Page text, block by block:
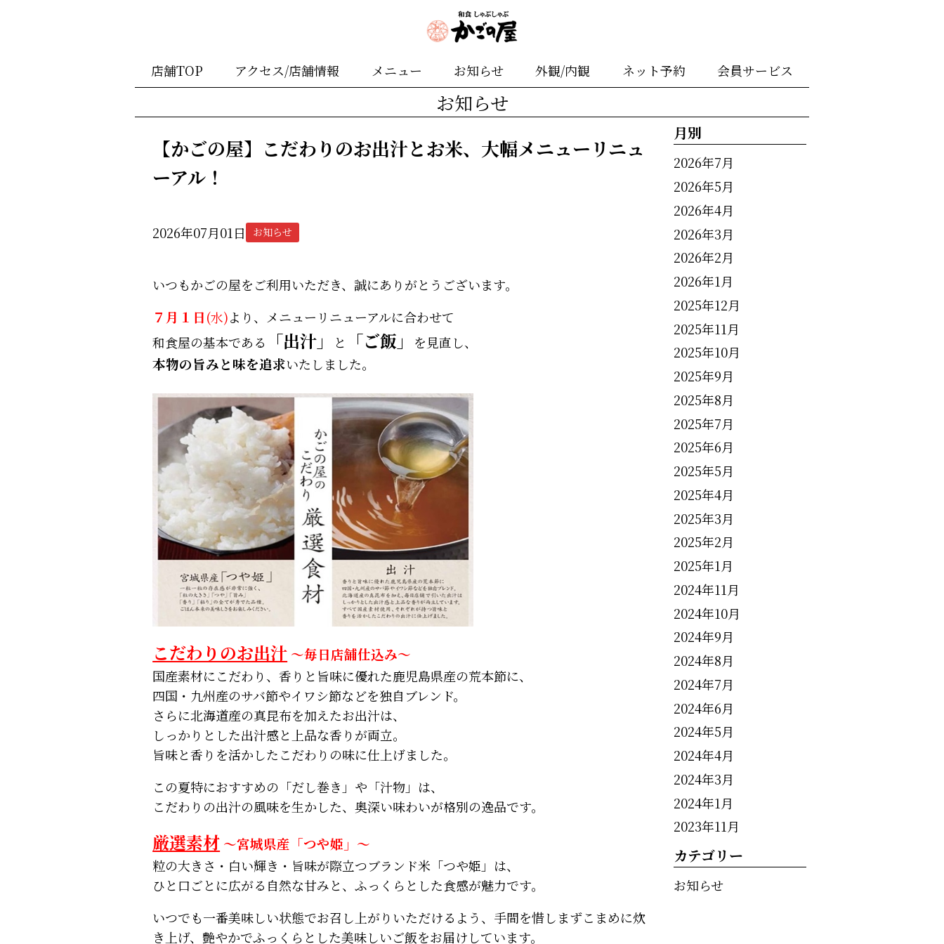
店舗TOP アクセス/店舗情報 メニュー お知らせ 外観/内観 ネット予約 会員サービス
お知らせ
【かごの屋】こだわりのお出汁とお米、大幅メニューリニュ
ーアル！
2026年07月01日 お知らせ
いつもかごの屋をご利用いただき、誠にありがとうございます。
７月１日(水)より、メニューリニューアルに合わせて
和食屋の基本である
「出汁」 と 「ご飯」
を見直し、
本物の旨みと味を追求いたしました。
こだわりのお出汁 ～毎日店舗仕込み～
国産素材にこだわり、香りと旨味に優れた鹿児島県産の荒本節に、
四国・九州産のサバ節やイワシ節などを独自ブレンド。
さらに北海道産の真昆布を加えたお出汁は、
しっかりとした出汁感と上品な香りが両立。
旨味と香りを活かしたこだわりの味に仕上げました。
この夏特におすすめの「だし巻き」や「汁物」は、
こだわりの出汁の風味を生かした、奥深い味わいが格別の逸品です。
厳選素材 ～宮城県産「つや姫」～
粒の大きさ・白い輝き・旨味が際立つブランド米「つや姫」は、
ひと口ごとに広がる自然な甘みと、ふっくらとした食感が魅力です。
いつでも一番美味しい状態でお召し上がりいただけるよう、手間を惜しまずこまめに炊
き上げ、艶やかでふっくらとした美味しいご飯をお届けしています。
月別
2026年7月
2026年5月
2026年4月
2026年3月
2026年2月
2026年1月
2025年12月
2025年11月
2025年10月
2025年9月
2025年8月
2025年7月
2025年6月
2025年5月
2025年4月
2025年3月
2025年2月
2025年1月
2024年11月
2024年10月
2024年9月
2024年8月
2024年7月
2024年6月
2024年5月
2024年4月
2024年3月
2024年1月
2023年11月
カテゴリー
お知らせ